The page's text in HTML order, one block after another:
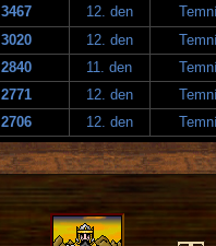
3467 12. den
3020 12. den
2840 11. den
2771 12. den
2706 12. den